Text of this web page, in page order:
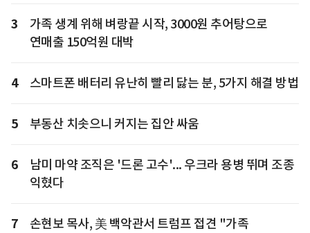
3
가족 생계 위해 벼랑끝 시작, 3000원 추어탕으로
연매출 150억원 대박
4 스마트폰 배터리 유난히 빨리 닳는 분, 5가지 해결 방법
5 부동산 치솟으니 커지는 집안 싸움
6
남미 마약 조직은 '드론 고수'... 우크라 용병 뛰며 조종
익혔다
7
손현보 목사, 美 백악관서 트럼프 접견 "가족